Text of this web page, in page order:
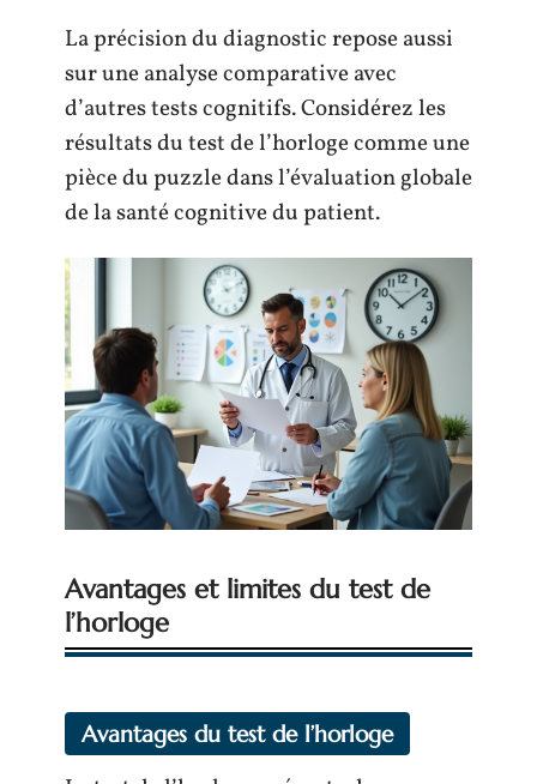
La précision du diagnostic repose aussi
sur une analyse comparative avec
d’autres tests cognitifs. Considérez les
résultats du test de l’horloge comme une
pièce du puzzle dans l’évaluation globale
de la santé cognitive du patient.
Avantages et limites du test de
l’horloge
Avantages du test de l’horloge